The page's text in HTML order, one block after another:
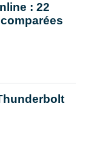
: 22